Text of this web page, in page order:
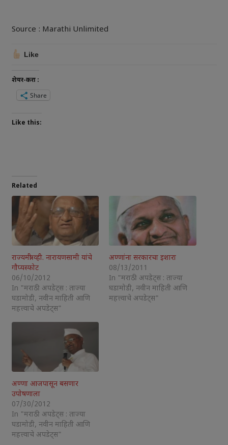
Source : Marathi Unlimited
Like
शेयर-करा :
Share
Like this:
Related
राज्यमंत्री व्ही. नारायणसामी यांचे
गौप्यस्फोट
06/10/2012
In "मराठी अपडेट्स : ताज्या
घडामोडी, नवीन माहिती आणि
महत्त्वाचे अपडेट्स"
अण्णांना सरकारचा इशारा
08/13/2011
In "मराठी अपडेट्स : ताज्या
घडामोडी, नवीन माहिती आणि
महत्त्वाचे अपडेट्स"
अण्णा आजपासून बसणार
उपोषणाला
07/30/2012
In "मराठी अपडेट्स : ताज्या
घडामोडी, नवीन माहिती आणि
महत्त्वाचे अपडेट्स"